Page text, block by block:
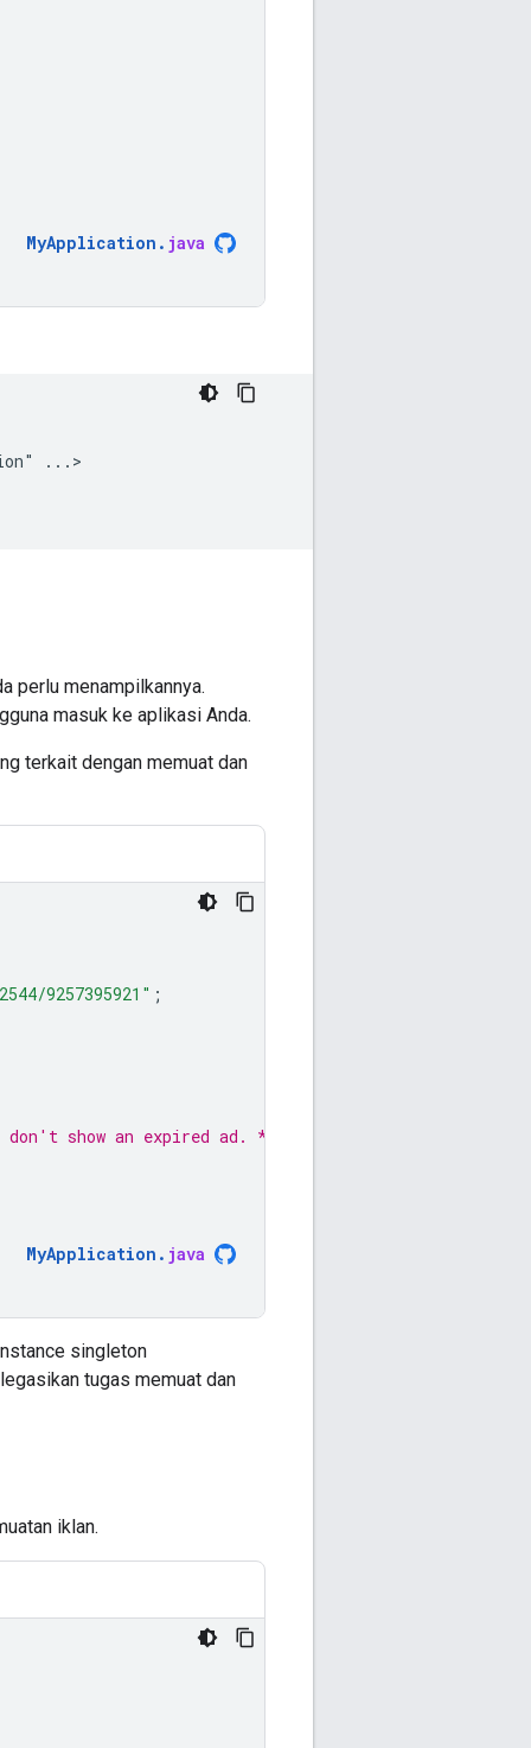
MyApplication . java
...>
perlu menampilkannya.
masuk ke aplikasi Anda.
terkait dengan memuat dan
9257395921" ;
show an expired ad. */
MyApplication . java
singleton
tugas memuat dan
iklan.